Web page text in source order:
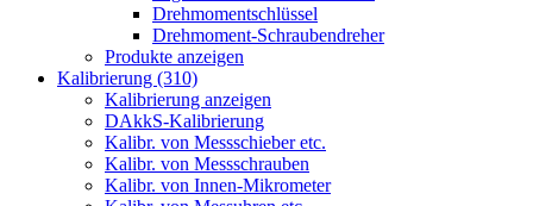
Drehmomentschlüssel
Drehmoment-Schraubendreher
Produkte anzeigen
Kalibrierung (310)
Kalibrierung anzeigen
DAkkS-Kalibrierung
Kalibr. von Messschieber etc.
Kalibr. von Messschrauben
Kalibr. von Innen-Mikrometer